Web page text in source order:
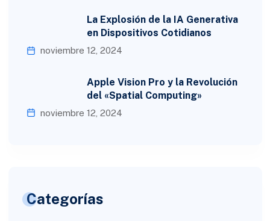
La Explosión de la IA Generativa
en Dispositivos Cotidianos
noviembre 12, 2024
Apple Vision Pro y la Revolución
del «Spatial Computing»
noviembre 12, 2024
Categorías